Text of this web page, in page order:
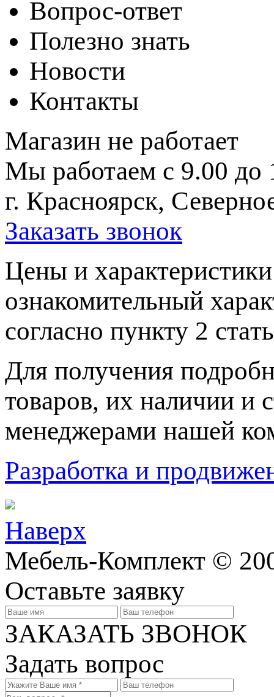
Вопрос-ответ
Полезно знать
Новости
Контакты
Магазин не работает
Мы работаем с 9.00 до
г. Красноярск,
Заказать звонок
Цeны и
ознакомительный
согласно пункту 2
Для пoлучения
товaров, их нaличии и
менеджерами нашей
Разработка и
Наверх
Мебель-Комплект ©
Оставьте заявку
ЗАКАЗАТЬ ЗВОНОК
Задать вопрос